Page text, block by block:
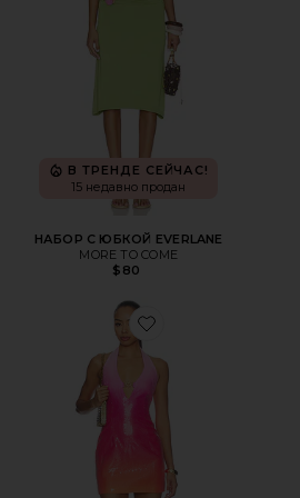
В ТРЕНДЕ СЕЙЧАС!
15 недавно продан
НАБОР С ЮБКОЙ EVERLANE
MORE TO COME
$80
Favorite ПЛАТЬЕ CATIANA